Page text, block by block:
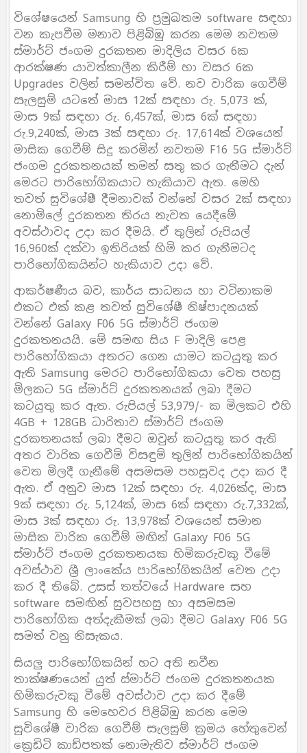
විශේෂයෙන් Samsung හි ප්‍රමුඛතම software සඳහා
වන කැපවීම මනාව පිළිබිඹු කරන මෙම නවතම
ස්මාර්ට් ජංගම දුරකතන මාදිලිය වසර 6ක
ආරක්ෂණ යාවත්කාලීන කිරීම් හා වසර 6ක
Upgrades වලින් සමන්විත වේ. නව වාරික ගෙවීම්
සැලසුම් යටතේ මාස 12ක් සඳහා රු. 5,073 ක්,
මාස 9ක් සඳහා රු. 6,457ක්, මාස 6ක් සඳහා
රු.9,240ක්, මාස 3ක් සඳහා රු. 17,614ක් වශයෙන්
මාසික ගෙවීම් සිදු කරමින් නවතම F16 5G ස්මාර්ට්
ජංගම දුරකතනයක් තමන් සතු කර ගැනීමට දැන්
මෙරට පාරිභෝගිකයාට හැකියාව ඇත. මෙහි
තවත් සුවිශේෂී දීමනාවක් වන්නේ වසර 2ක් සඳහා
නොමිලේ දුරකතන තිරය නැවත යෙදීමේ
අවස්ථාවද උදා කර දීමයි. ඒ තුලින් රුපියල්
16,960ක් දක්වා ඉතිරියක් හිමි කර ගැනීමටද
පාරිභෝගිකයින්ට හැකියාව උදා වේ.
ආකර්ෂණීය බව, කාර්ය සාධනය හා වටිනාකම
එකට එක් කළ තවත් සුවිශේෂී නිෂ්පාදනයක්
වන්නේ Galaxy F06 5G ස්මාර්ට් ජංගම
දුරකතනයයි. මේ සමඟ සිය F මාදිලි පෙළ
පාරිභෝගිකයා අතරට ගෙන යාමට කටයුතු කර
ඇති Samsung මෙරට පාරිභෝගිකයා වෙත පහසු
මිලකට 5G ස්මාර්ට් දුරකතනයක් ලබා දීමට
කටයුතු කර ඇත. රුපියල් 53,979/- ක මිලකට එහි
4GB + 128GB ධාරිතාව ස්මාර්ට් ජංගම
දුරකතනයක් ලබා දීමට ඔවුන් කටයුතු කර ඇති
අතර වාරික ගෙවීම් විසඳුම් තුලින් පාරිභෝගිකයින්
වෙත මිලදී ගැනීමේ අසමසම පහසුවද උදා කර දී
ඇත. ඒ අනුව මාස 12ක් සඳහා රු. 4,026ක්ද, මාස
9ක් සඳහා රු. 5,124ක්, මාස 6ක් සඳහා රු.7,332ක්,
මාස 3ක් සඳහා රු. 13,978ක් වශයෙන් සමාන
මාසික වාරික ගෙවීම් මඟින් Galaxy F06 5G
ස්මාර්ට් ජංගම දුරකතනයක හිමිකරුවකු වීමේ
අවස්ථාව ශ්‍රී ලාංකේය පාරිභෝගිකයින් වෙත උදා
කර දී තිබේ. උසස් තත්වයේ Hardware සහ
software සමඟින් සුවපහසු හා අසමසම
පාරිභෝගික අත්දැකීමක් ලබා දීමට Galaxy F06 5G
සමත් වනු නිසැකය.
සියලු පාරිභෝගිකයින් හට අති නවීන
තාක්ෂණයෙන් යුත් ස්මාර්ට් ජංගම දුරකතනයක
හිමිකරුවකු වීමේ අවස්ථාව උදා කර දීමේ
Samsung හි මෙහෙවර පිළිබිඹු කරන මෙම
සුවිශේෂී වාරික ගෙවීම් සැලසුම් ක්‍රමය හේතුවෙන්
ක්‍රෙඩිටි කාඩ්පතක් නොමැතිව ස්මාර්ට් ජංගම